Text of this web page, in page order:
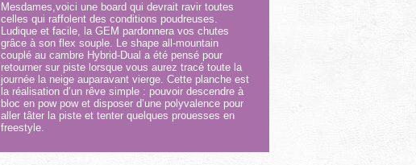
Mesdames,voici une board qui devrait ravir toutes
celles qui raffolent des conditions poudreuses.
Ludique et facile, la GEM pardonnera vos chutes
grâce à son flex souple. Le shape all-mountain
couplé au cambre Hybrid-Dual a été pensé pour
retourner sur piste lorsque vous aurez tracé toute la
journée la neige auparavant vierge. Cette planche est
la réalisation d’un rêve simple : pouvoir descendre à
bloc en pow pow et disposer d’une polyvalence pour
aller tâter la piste et tenter quelques prouesses en
freestyle.